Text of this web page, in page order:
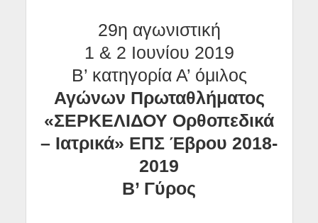
29η αγωνιστική
1 & 2 Ιουνίου 2019
Β’ κατηγορία Α’ όμιλος
Αγώνων Πρωταθλήματος
«ΣΕΡΚΕΛΙΔΟΥ Ορθοπεδικά
– Ιατρικά» ΕΠΣ Έβρου 2018-
2019
Β’ Γύρος